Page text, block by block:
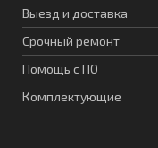
Выезд и доставка
Срочный ремонт
Помощь с ПО
Комплектующие